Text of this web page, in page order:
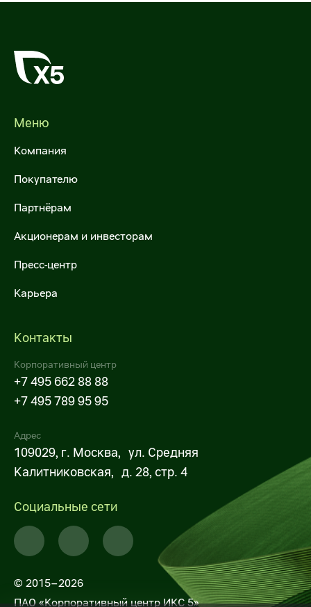
Меню
Компания
Покупателю
Партнёрам
Акционерам и инвесторам
Пресс-центр
Карьера
Контакты
Корпоративный центр
+7 495 662 88 88
+7 495 789 95 95
Адрес
109029, г. Москва, ул. Средняя
Калитниковская, д. 28, стр. 4
Социальные сети
© 2015–2026
ПАО «Корпоративный центр ИКС 5»